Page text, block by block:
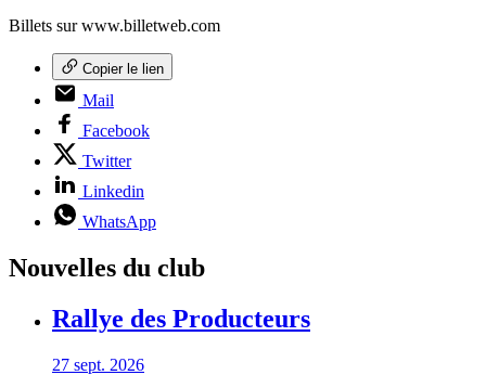
Billets sur www.billetweb.com
Copier le lien
Mail
Facebook
Twitter
Linkedin
WhatsApp
Nouvelles du club
Rallye des Producteurs
27 sept. 2026